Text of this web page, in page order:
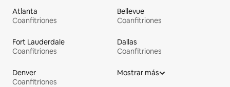
Atlanta
Coanfitriones
Bellevue
Coanfitriones
Fort Lauderdale
Coanfitriones
Dallas
Coanfitriones
Denver
Coanfitriones
Mostrar más